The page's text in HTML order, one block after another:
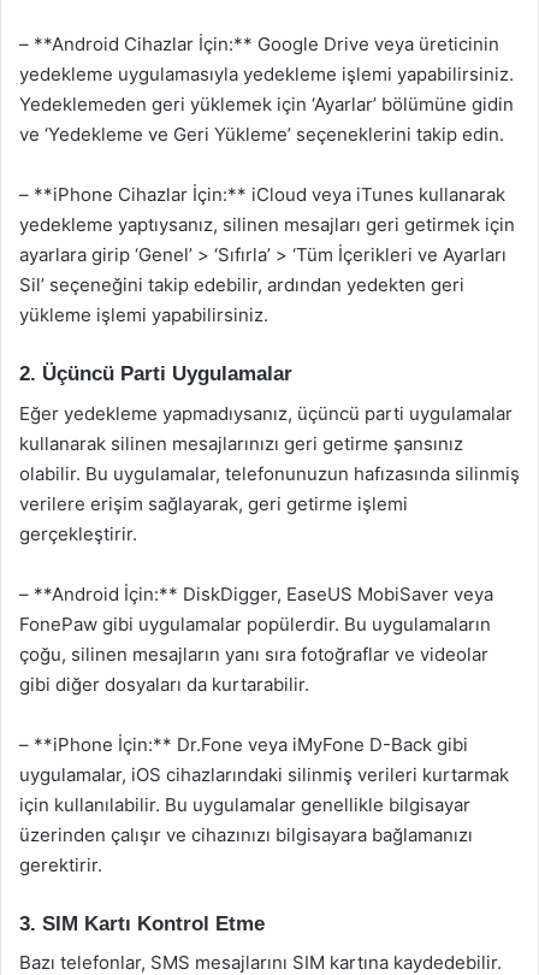
– **Android Cihazlar İçin:** Google Drive veya üreticinin
yedekleme uygulamasıyla yedekleme işlemi yapabilirsiniz.
Yedeklemeden geri yüklemek için ‘Ayarlar’ bölümüne gidin
ve ‘Yedekleme ve Geri Yükleme’ seçeneklerini takip edin.
– **iPhone Cihazlar İçin:** iCloud veya iTunes kullanarak
yedekleme yaptıysanız, silinen mesajları geri getirmek için
ayarlara girip ‘Genel’ > ‘Sıfırla’ > ‘Tüm İçerikleri ve Ayarları
Sil’ seçeneğini takip edebilir, ardından yedekten geri
yükleme işlemi yapabilirsiniz.
2. Üçüncü Parti Uygulamalar
Eğer yedekleme yapmadıysanız, üçüncü parti uygulamalar
kullanarak silinen mesajlarınızı geri getirme şansınız
olabilir. Bu uygulamalar, telefonunuzun hafızasında silinmiş
verilere erişim sağlayarak, geri getirme işlemi
gerçekleştirir.
– **Android İçin:** DiskDigger, EaseUS MobiSaver veya
FonePaw gibi uygulamalar popülerdir. Bu uygulamaların
çoğu, silinen mesajların yanı sıra fotoğraflar ve videolar
gibi diğer dosyaları da kurtarabilir.
– **iPhone İçin:** Dr.Fone veya iMyFone D-Back gibi
uygulamalar, iOS cihazlarındaki silinmiş verileri kurtarmak
için kullanılabilir. Bu uygulamalar genellikle bilgisayar
üzerinden çalışır ve cihazınızı bilgisayara bağlamanızı
gerektirir.
3. SIM Kartı Kontrol Etme
Bazı telefonlar, SMS mesajlarını SIM kartına kaydedebilir.